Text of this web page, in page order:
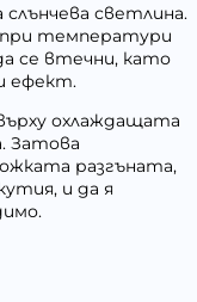
слънчева светлина.
при температури
се втечни, като
ефект.
охлаждащата
Затова
разгъната,
и да я